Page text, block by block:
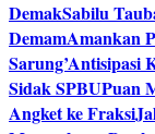
DemakSabilu
DemamAmankan
Sarung’Antisipasi
Sidak SPBUPuan
Angket ke Fraksi